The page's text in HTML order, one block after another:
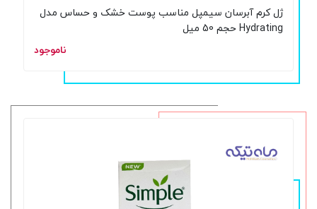
ژل کرم آبرسان سیمپل مناسب پوست خشک و حساس مدل
Hydrating حجم 50 میل
ناموجود